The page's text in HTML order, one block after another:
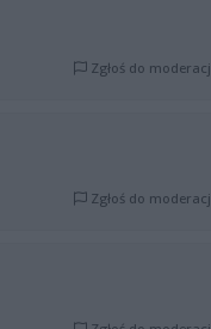
Zgłoś do
Zgłoś do